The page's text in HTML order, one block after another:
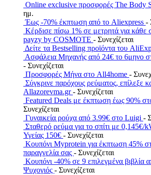
Online exclusive προσφορές The Body
ημ.
Έως -70% έκπτωση από το Aliexpress -
Κέρδισε πίσω 1% σε μετρητά για κάθε
payzy by COSMOTE - Συνεχίζεται
Δείτε τα Bestselling προϊόντα του
Ασφάλεια Μηχανής από 24€ το 6μηνο
- Συνεχίζεται
Προσφορές Μήνα στο All4home -
Σύγκρινε παρόχους ρεύματος, επίλεξε
Allazorevma.gr- Συνεχίζεται
Featured Deals με έκπτωση έως 90%
Συνεχίζεται
Γυναικεία ρούχα από 3.99€ στο Luigi -
Σταθερό ρεύμα για το σπίτι με
Υγείας 150€ - Συνεχίζεται
Κουπόνι Myprotein για έκπτωση 45%
παραγγελία σας - Συνεχίζεται
Κουπόνι -40% σε 9 επιλεγμένα βιβλία
Ψυχογιός - Συνεχίζεται